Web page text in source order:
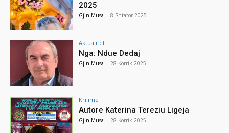
2025
Gjin Musa - 8 Shtator 2025
Aktualitet
Nga: Ndue Dedaj
Gjin Musa - 28 Korrik 2025
Krijime
Autore Katerina Tereziu Ligeja
Gjin Musa - 28 Korrik 2025